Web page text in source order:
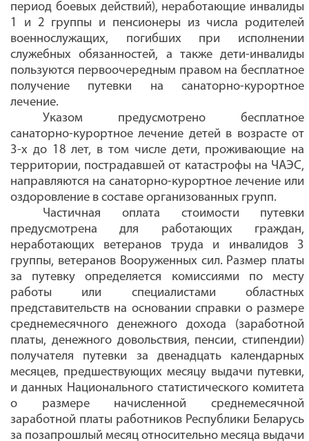
период боевых действий), неработающие инвалиды
1 и 2 группы и пенсионеры из числа родителей
военнослужащих, погибших при исполнении
служебных обязанностей, а также дети-инвалиды
пользуются первоочередным правом на бесплатное
получение путевки на санаторно-курортное
лечение.
Указом предусмотрено бесплатное
санаторно-курортное лечение детей в возрасте от
3-х до 18 лет, в том числе дети, проживающие на
территории, пострадавшей от катастрофы на ЧАЭС,
направляются на санаторно-курортное лечение или
оздоровление в составе организованных групп.
Частичная оплата стоимости путевки
предусмотрена для работающих граждан,
неработающих ветеранов труда и инвалидов 3
группы, ветеранов Вооруженных сил. Размер платы
за путевку определяется комиссиями по месту
работы или специалистами областных
представительств на основании справки о размере
среднемесячного денежного дохода (заработной
платы, денежного довольствия, пенсии, стипендии)
получателя путевки за двенадцать календарных
месяцев, предшествующих месяцу выдачи путевки,
и данных Национального статистического комитета
о размере начисленной среднемесячной
заработной платы работников Республики Беларусь
за позапрошлый месяц относительно месяца выдачи